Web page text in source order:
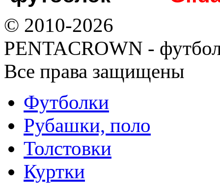
© 2010-2026
PENTACROWN -
Все права защищены
Футболки
Рубашки, поло
Толстовки
Куртки